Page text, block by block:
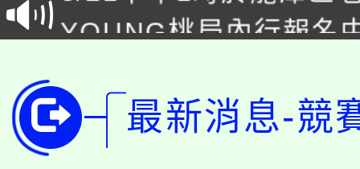
徵才活動。
YOUNG桃局內行報名
開!
115年桃園市運動會8/
田徑場及游泳池舉行。
桃園市低收入戶享有免
最新消息-競